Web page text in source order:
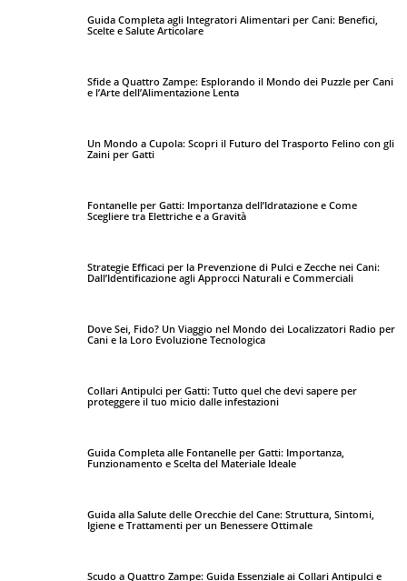
Guida Completa agli Integratori Alimentari per Cani: Benefici,
Scelte e Salute Articolare
Sfide a Quattro Zampe: Esplorando il Mondo dei Puzzle per Cani
e l’Arte dell’Alimentazione Lenta
Un Mondo a Cupola: Scopri il Futuro del Trasporto Felino con gli
Zaini per Gatti
Fontanelle per Gatti: Importanza dell’Idratazione e Come
Scegliere tra Elettriche e a Gravità
Strategie Efficaci per la Prevenzione di Pulci e Zecche nei Cani:
Dall’Identificazione agli Approcci Naturali e Commerciali
Dove Sei, Fido? Un Viaggio nel Mondo dei Localizzatori Radio per
Cani e la Loro Evoluzione Tecnologica
Collari Antipulci per Gatti: Tutto quel che devi sapere per
proteggere il tuo micio dalle infestazioni
Guida Completa alle Fontanelle per Gatti: Importanza,
Funzionamento e Scelta del Materiale Ideale
Guida alla Salute delle Orecchie del Cane: Struttura, Sintomi,
Igiene e Trattamenti per un Benessere Ottimale
Scudo a Quattro Zampe: Guida Essenziale ai Collari Antipulci e